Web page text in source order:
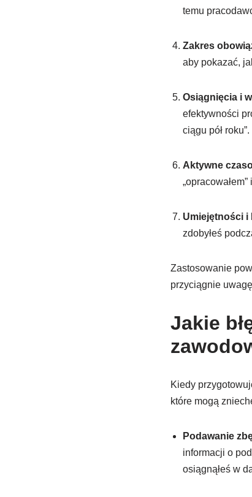
temu
Zakres
aby pokazać,
Osiągnięcia i
efektywności
ciągu pół roku”.
Aktywne
Umiejętności i
zdobyłeś
Zastosowanie
przyciągnie
Jakie
Kiedy
które mogą
Podawanie
informacji o
osiągnąłeś w